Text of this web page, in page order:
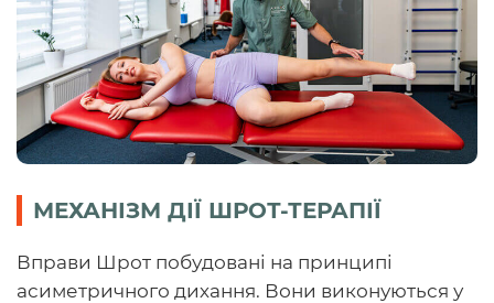
МЕХАНІЗМ ДІЇ ШРОТ-ТЕРАПІЇ
Вправи Шрот побудовані на принципі
асиметричного дихання. Вони виконуються у